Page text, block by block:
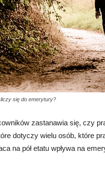
liczy się do emerytury?
zastanawia się, czy
dotyczy wielu osób, które
na pół etatu wpływa na